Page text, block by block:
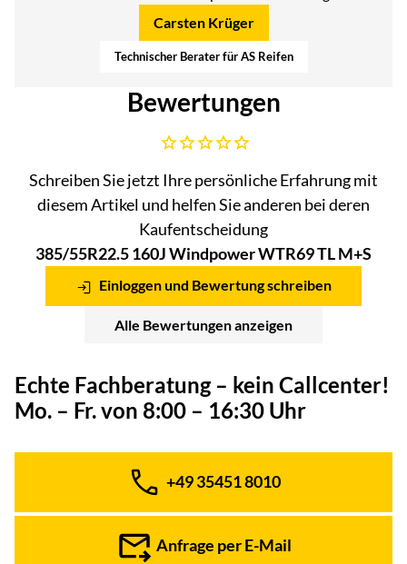
Carsten Krüger
Technischer Berater für AS Reifen
Bewertungen
Noch keine Bewertungen abgegeben
Schreiben Sie jetzt Ihre persönliche Erfahrung mit
diesem Artikel und helfen Sie anderen bei deren
Kaufentscheidung
385/55R22.5 160J Windpower WTR69 TL M+S
Einloggen und Bewertung schreiben
Alle Bewertungen anzeigen
Echte Fachberatung – kein Callcenter!
Mo. – Fr. von 8:00 – 16:30 Uhr
Telefon:
+49 35451 8010
Anfrage per E-Mail